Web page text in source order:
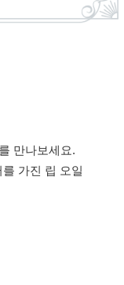
만나보세요.
가진 립 오일